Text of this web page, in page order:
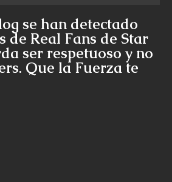
se han detectado
de Real Fans de Star
ser respetuoso y no
Que la Fuerza te